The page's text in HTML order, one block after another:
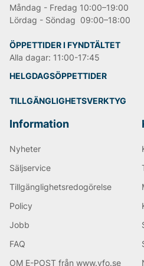
kostymbyxan som förebild,
designa sina chinos utifrån ett
Därefter blev chinosen en mer
vardagsbyxa som bara blir
Andra populära
Tiger of Sweden
Björn Borg
Replay
Måndag - Fredag 10:00–19:00
Lördag - Söndag 09:00–18:00
ÖPPETTIDER I FYNDTÄLTET
Alla dagar: 11:00-17:45
HELGDAGSÖPPETTIDER
TILLGÄNGLIGHETSVERKTYG
Information
Nyheter
Säljservice
Tillgänglighetsredogörelse
Policy
Jobb
FAQ
OM E-POST från www.vfo.se